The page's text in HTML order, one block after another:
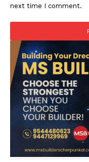
next time I comment.